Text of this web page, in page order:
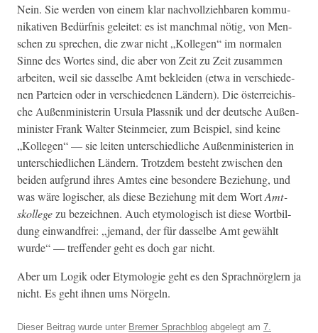
Nein. Sie wer­den von einem klar nachvol­lziehbaren kom­mu­
nika­tiv­en Bedürf­nis geleit­et: es ist manch­mal nötig, von Men­
schen zu sprechen, die zwar nicht „Kol­le­gen“ im nor­malen
Sinne des Wortes sind, die aber von Zeit zu Zeit zusam­men
arbeit­en, weil sie das­selbe Amt bek­lei­den (etwa in ver­schiede­
nen Parteien oder in ver­schiede­nen Län­dern). Die öster­re­ichis­
che Außen­min­is­terin Ursu­la Plass­nik und der deutsche Außen­
min­is­ter Frank Wal­ter Stein­meier, zum Beispiel, sind keine
„Kol­le­gen“ — sie leit­en unter­schiedliche Außen­min­is­te­rien in
unter­schiedlichen Län­dern. Trotz­dem beste­ht zwis­chen den
bei­den auf­grund ihres Amtes eine beson­dere Beziehung, und
was wäre logis­ch­er, als diese Beziehung mit dem WortAmt­
skol­legezu beze­ich­nen. Auch ety­mol­o­gisch ist diese Wort­bil­
dung ein­wand­frei: „jemand, der für das­selbe Amt gewählt
wurde“ — tre­f­fend­er geht es doch gar nicht.
Aber um Logik oder Ety­molo­gie geht es den Sprach­nör­glern ja
nicht. Es geht ihnen ums Nörgeln.
Dieser Beitrag wurde unter Bremer Sprachblog abgelegt am 7.